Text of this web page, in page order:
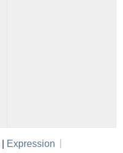
Expression